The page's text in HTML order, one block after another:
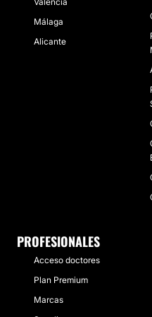
Málaga
Alicante
PROFESIONALES
Acceso doctores
Plan Premium
Marcas